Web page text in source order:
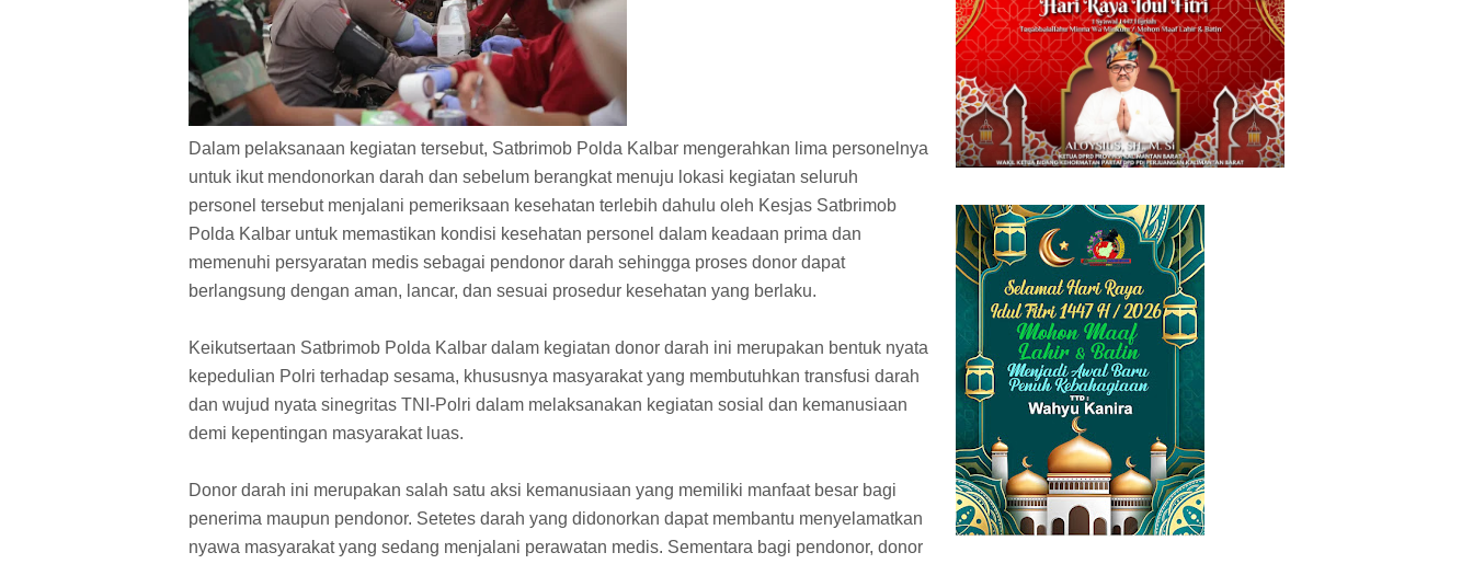
Dalam pelaksanaan kegiatan tersebut, Satbrimob Polda Kalbar mengerahkan lima personelnya
untuk ikut mendonorkan darah dan sebelum berangkat menuju lokasi kegiatan seluruh
personel tersebut menjalani pemeriksaan kesehatan terlebih dahulu oleh Kesjas Satbrimob
Polda Kalbar untuk memastikan kondisi kesehatan personel dalam keadaan prima dan
memenuhi persyaratan medis sebagai pendonor darah sehingga proses donor dapat
berlangsung dengan aman, lancar, dan sesuai prosedur kesehatan yang berlaku.
Keikutsertaan Satbrimob Polda Kalbar dalam kegiatan donor darah ini merupakan bentuk nyata
kepedulian Polri terhadap sesama, khususnya masyarakat yang membutuhkan transfusi darah
dan wujud nyata sinegritas TNI-Polri dalam melaksanakan kegiatan sosial dan kemanusiaan
demi kepentingan masyarakat luas.
Donor darah ini merupakan salah satu aksi kemanusiaan yang memiliki manfaat besar bagi
penerima maupun pendonor. Setetes darah yang didonorkan dapat membantu menyelamatkan
nyawa masyarakat yang sedang menjalani perawatan medis. Sementara bagi pendonor, donor